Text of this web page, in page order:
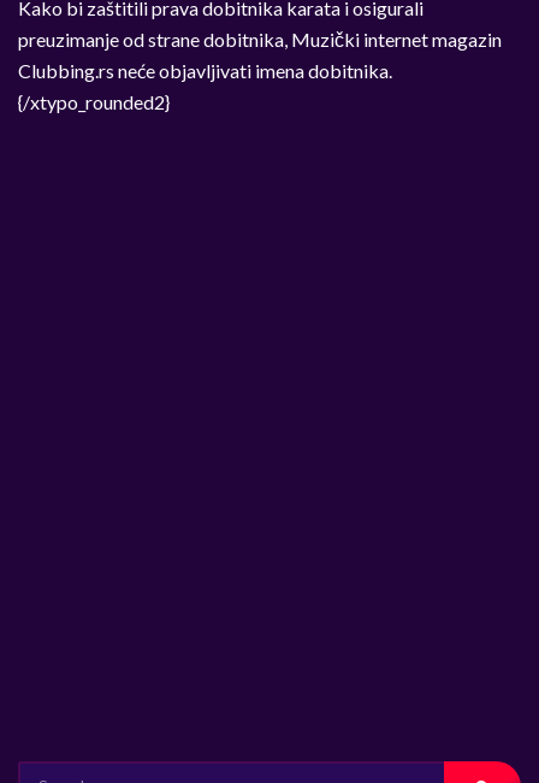
Kako bi zaštitili prava dobitnika karata i osigurali
preuzimanje od strane dobitnika, Muzički internet magazin
Clubbing.rs neće objavljivati imena dobitnika.
{/xtypo_rounded2}